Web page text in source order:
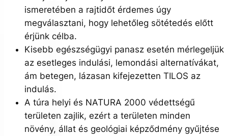
ismeretében a rajtidőt érdemes úgy
megválasztani, hogy lehetőleg sötétedés előtt
érjünk célba.
Kisebb egészségügyi panasz esetén mérlegeljük
az esetleges indulási, lemondási alternatívákat,
ám betegen, lázasan kifejezetten TILOS az
indulás.
A túra helyi és NATURA 2000 védettségű
területen zajlik, ezért a területen minden
növény, állat és geológiai képződmény gyűjtése